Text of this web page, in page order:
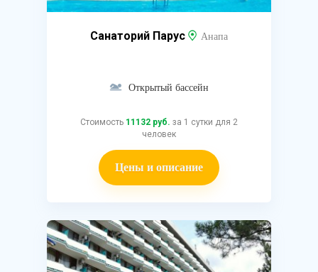
Санаторий Парус Анапа
Открытый бассейн
Стоимость 11132 руб. за 1 сутки для 2
человек
Цены и описание